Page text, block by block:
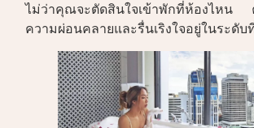
ไม่ว่าคุณจะตัดสินใจเข้าพักที่ห้องไหน
ความผ่อนคลายและรื่นเริงใจอยู่ในระดับ